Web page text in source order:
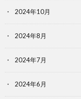
2024年10月
2024年8月
2024年7月
2024年6月